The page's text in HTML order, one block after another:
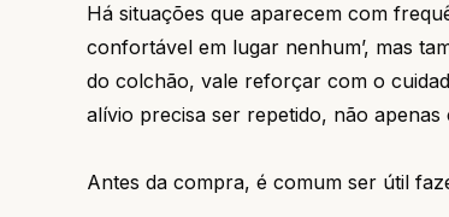
Há situações que aparecem com
confortável em lugar nenhum’, mas
do colchão, vale reforçar com o
alívio precisa ser repetido, não apenas
Antes da compra, é comum ser útil